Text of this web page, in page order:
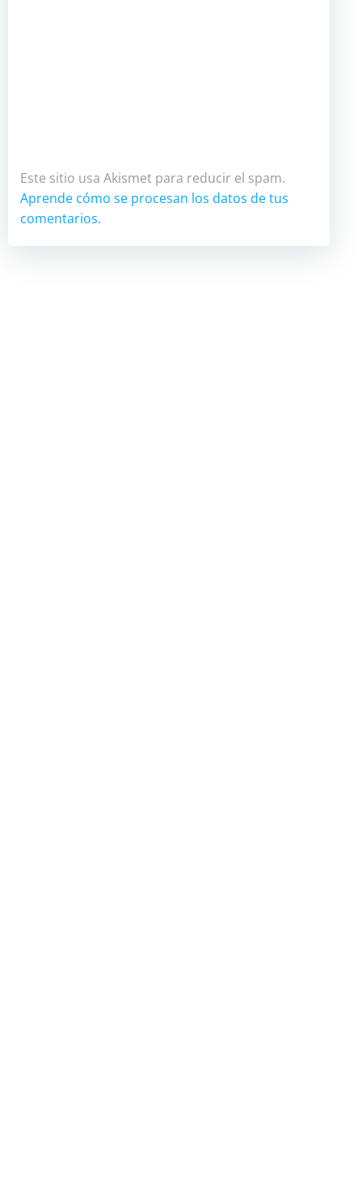
Este sitio usa Akismet para reducir el spam.
Aprende cómo se procesan los datos de tus
comentarios.